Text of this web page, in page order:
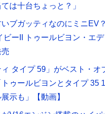
は十台ちょっと？」
いブガッティなのにミニEV
ビーII トゥールビヨン・エデ
ィ タイプ 59」がベスト・オ
ゥールビヨンとタイプ 35
示も」【動画】